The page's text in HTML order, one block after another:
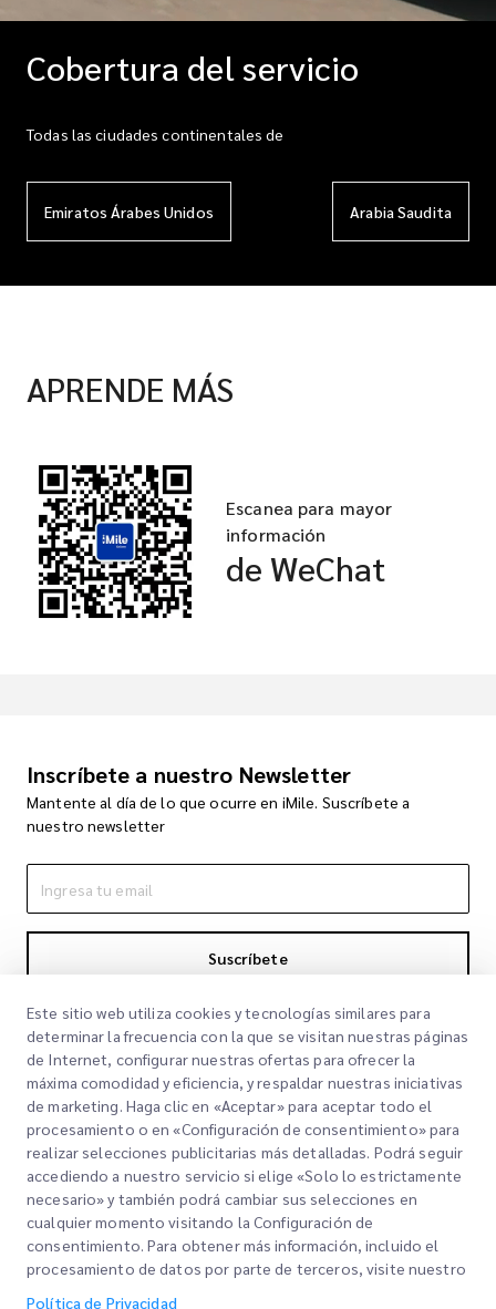
Cobertura del servicio
Todas las ciudades continentales de
Emiratos Árabes Unidos Arabia Saudita
APRENDE MÁS
Escanea para mayor
información
de WeChat
Inscríbete a nuestro Newsletter
Mantente al día de lo que ocurre en iMile. Suscríbete a
nuestro newsletter
Suscríbete
Al suscribirte aceptas nuestra Política de Privacidad Política de
Privacidad
Links Rápidos
Oficinas
Corporativo
Este sitio web utiliza cookies y tecnologías similares para
determinar la frecuencia con la que se visitan nuestras páginas
de Internet, configurar nuestras ofertas para ofrecer la
máxima comodidad y eficiencia, y respaldar nuestras iniciativas
de marketing. Haga clic en «Aceptar» para aceptar todo el
procesamiento o en «Configuración de consentimiento» para
realizar selecciones publicitarias más detalladas. Podrá seguir
accediendo a nuestro servicio si elige «Solo lo estrictamente
necesario» y también podrá cambiar sus selecciones en
cualquier momento visitando la Configuración de
consentimiento. Para obtener más información, incluido el
procesamiento de datos por parte de terceros, visite nuestro
Política de Privacidad